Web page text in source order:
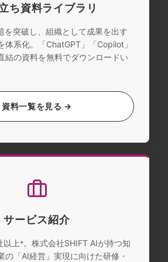
ち資料ライブラリ
を突破し、組織として成果を出す
体系化。「ChatGPT」「Copilot」
結の資料を無料でダウンロードい
資料一覧を見る →
サービス紹介
以上 *。株式会社SHIFT AIが持つ知
の「AI経営」実現に向けた研修・